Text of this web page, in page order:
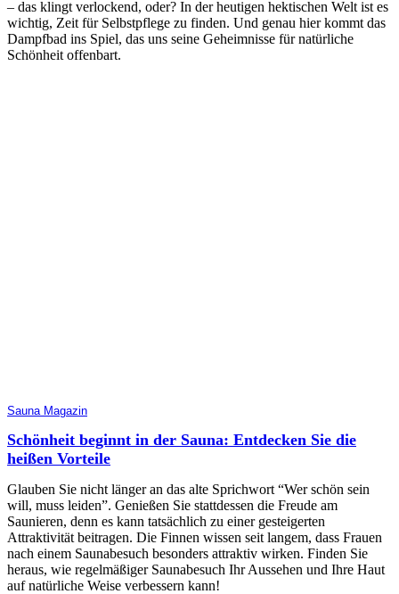
– das klingt verlockend, oder? In der heutigen hektischen Welt ist es
wichtig, Zeit für Selbstpflege zu finden. Und genau hier kommt das
Dampfbad ins Spiel, das uns seine Geheimnisse für natürliche
Schönheit offenbart.
Sauna Magazin
Schönheit beginnt in der Sauna: Entdecken Sie die
heißen Vorteile
Glauben Sie nicht länger an das alte Sprichwort “Wer schön sein
will, muss leiden”. Genießen Sie stattdessen die Freude am
Saunieren, denn es kann tatsächlich zu einer gesteigerten
Attraktivität beitragen. Die Finnen wissen seit langem, dass Frauen
nach einem Saunabesuch besonders attraktiv wirken. Finden Sie
heraus, wie regelmäßiger Saunabesuch Ihr Aussehen und Ihre Haut
auf natürliche Weise verbessern kann!